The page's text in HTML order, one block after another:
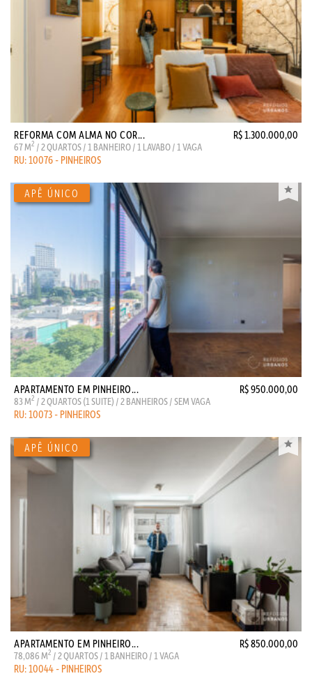
REFORMA COM ALMA NO COR... R$ 1.300.000,00
67 M2 / 2 QUARTOS / 1 BANHEIRO / 1 LAVABO / 1 VAGA
RU: 10076 - PINHEIROS
APARTAMENTO EM PINHEIRO... R$ 950.000,00
83 M2 / 2 QUARTOS (1 SUITE) / 2 BANHEIROS / SEM VAGA
RU: 10073 - PINHEIROS
APARTAMENTO EM PINHEIRO... R$ 850.000,00
78,086 M2 / 2 QUARTOS / 1 BANHEIRO / 1 VAGA
RU: 10044 - PINHEIROS